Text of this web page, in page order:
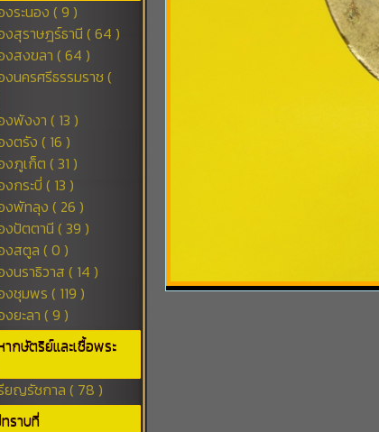
งระนอง ( 9 )
งสุราษฎร์ธานี ( 64 )
งสงขลา ( 64 )
งนครศรีธรรมราช (
งพังงา ( 13 )
งตรัง ( 16 )
งภูเก็ต ( 31 )
งกระบี่ ( 13 )
งพัทลุง ( 26 )
งปัตตานี ( 39 )
งสตูล ( 0 )
งนราธิวาส ( 14 )
งชุมพร ( 119 )
งยะลา ( 9 )
กษัตริย์และเชื้อพระ
ยญรัชกาล ( 78 )
ราบที่